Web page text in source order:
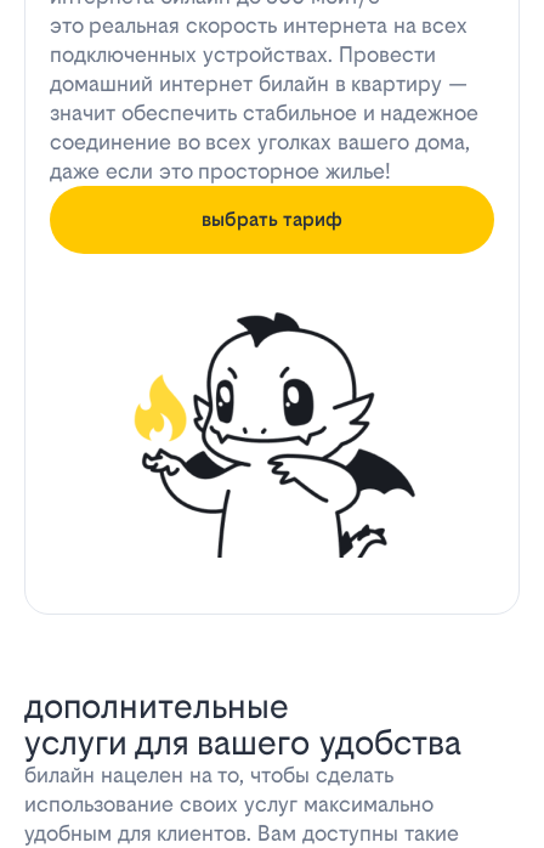
это реальная скорость интернета на всех
подключенных устройствах. Провести
домашний интернет билайн в квартиру —
значит обеспечить стабильное и надежное
соединение во всех уголках вашего дома,
даже если это просторное жилье!
выбрать тариф
дополнительные
услуги для вашего удобства
билайн нацелен на то, чтобы сделать
использование своих услуг максимально
удобным для клиентов. Вам доступны такие